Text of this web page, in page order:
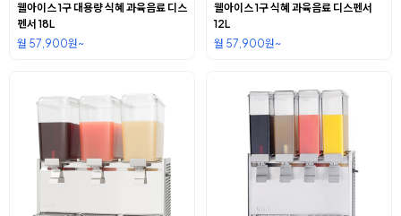
웰아이스 1구 대용량 식혜 과육음료 디스
펜서 18L
월 57,900원~
웰아이스 1구 식혜 과육음료 디스펜서
12L
월 57,900원~